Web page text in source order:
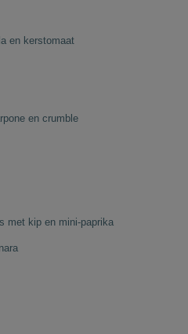
en kerstomaat
en crumble
met kip en mini-paprika